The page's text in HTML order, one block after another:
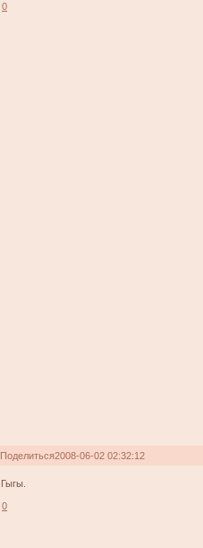
0
Поделиться2008-06-02 02:32:12
Гыгы.
0